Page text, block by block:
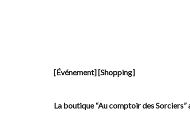
[Événement] [Shopping]
La boutique “Au comptoir des